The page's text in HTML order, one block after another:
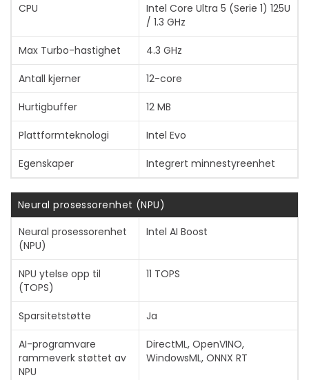
Vis mer
CPU
Intel Core Ultra 5 (Serie 1) 125U
/ 1.3 GHz
Max Turbo-hastighet 4.3 GHz
Antall kjerner 12-core
Hurtigbuffer 12 MB
Plattformteknologi Intel Evo
Egenskaper Integrert minnestyreenhet
Neural prosessorenhet (NPU)
Neural prosessorenhet
(NPU)
Intel AI Boost
NPU ytelse opp til
(TOPS)
11 TOPS
Sparsitetstøtte Ja
AI-programvare
rammeverk støttet av
NPU
DirectML, OpenVINO,
WindowsML, ONNX RT